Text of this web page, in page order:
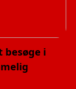
besøge i